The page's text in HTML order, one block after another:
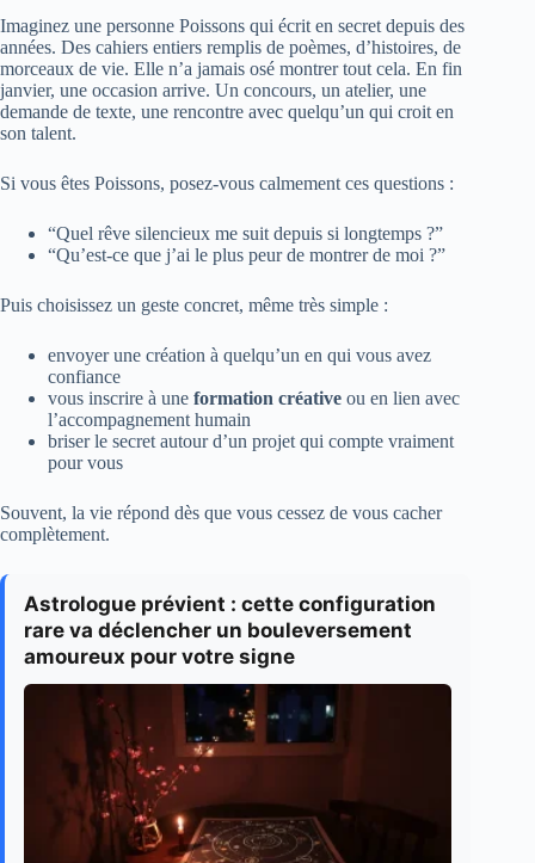
Imaginez une personne Poissons qui écrit en secret depuis des
années. Des cahiers entiers remplis de poèmes, d’histoires, de
morceaux de vie. Elle n’a jamais osé montrer tout cela. En fin
janvier, une occasion arrive. Un concours, un atelier, une
demande de texte, une rencontre avec quelqu’un qui croit en
son talent.
Si vous êtes Poissons, posez-vous calmement ces questions :
“Quel rêve silencieux me suit depuis si longtemps ?”
“Qu’est-ce que j’ai le plus peur de montrer de moi ?”
Puis choisissez un geste concret, même très simple :
envoyer une création à quelqu’un en qui vous avez
confiance
vous inscrire à une formation créative ou en lien avec
l’accompagnement humain
briser le secret autour d’un projet qui compte vraiment
pour vous
Souvent, la vie répond dès que vous cessez de vous cacher
complètement.
Astrologue prévient : cette configuration
rare va déclencher un bouleversement
amoureux pour votre signe